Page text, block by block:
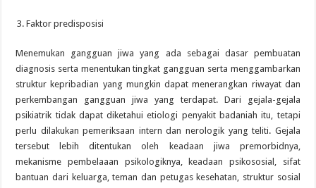
Faktor predisposisi
Menemukan gangguan jiwa yang ada sebagai dasar pembuatan
diagnosis serta menentukan tingkat gangguan serta menggambarkan
struktur kepribadian yang mungkin dapat menerangkan riwayat dan
perkembangan gangguan jiwa yang terdapat. Dari gejala-gejala
psikiatrik tidak dapat diketahui etiologi penyakit badaniah itu, tetapi
perlu dilakukan pemeriksaan intern dan nerologik yang teliti. Gejala
tersebut lebih ditentukan oleh keadaan jiwa premorbidnya,
mekanisme pembelaaan psikologiknya, keadaan psikososial, sifat
bantuan dari keluarga, teman dan petugas kesehatan, struktur sosial